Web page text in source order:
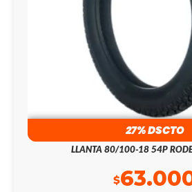
27% DSCTO
LLANTA 80/100-18 54P
$